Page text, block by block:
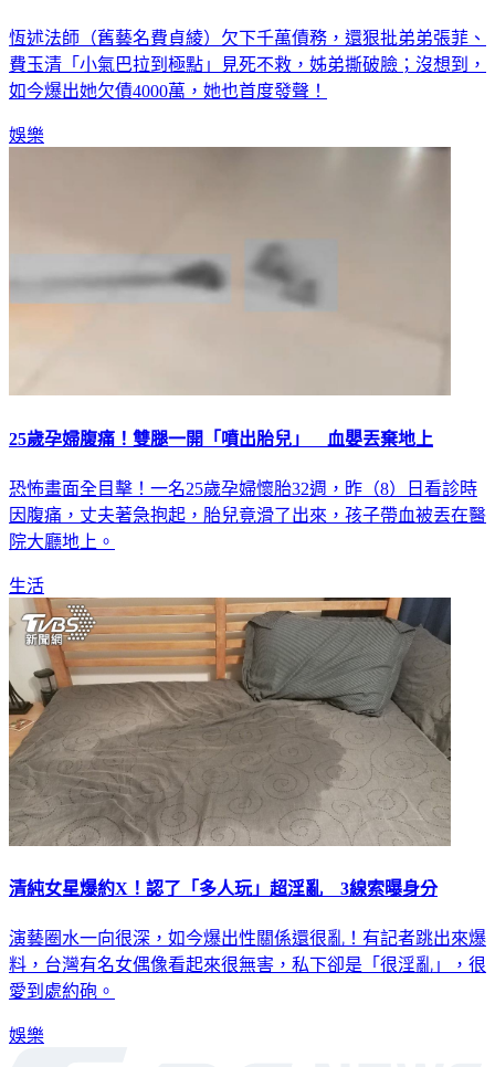
恆述法師（舊藝名費貞綾）欠下千萬債務，還狠批弟弟張菲、
費玉清「小氣巴拉到極點」見死不救，姊弟撕破臉；沒想到，
如今爆出她欠債4000萬，她也首度發聲！
娛樂
25歲孕婦腹痛！雙腿一開「噴出胎兒」 血嬰丟棄地上
恐怖畫面全目擊！一名25歲孕婦懷胎32週，昨（8）日看診時
因腹痛，丈夫著急抱起，胎兒竟滑了出來，孩子帶血被丟在醫
院大廳地上。
生活
清純女星爆約X！認了「多人玩」超淫亂 3線索曝身分
演藝圈水一向很深，如今爆出性關係還很亂！有記者跳出來爆
料，台灣有名女偶像看起來很無害，私下卻是「很淫亂」，很
愛到處約砲。
娛樂